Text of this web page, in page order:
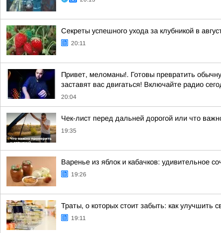
Секреты успешного ухода за клубникой в
20:11
Привет, меломаны!. Готовы превратить
заставят вас двигаться! Включайте радио
20:04
Чек-лист перед дальней дорогой или что
19:35
Варенье из яблок и кабачков: удивительное
19:26
Траты, о которых стоит забыть: как улучшить
19:11